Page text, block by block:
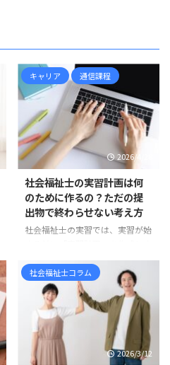
キャリア 通信課程
2026/4/28
社会福祉士の実習計画は何
のために作るの？ただの提
出物で終わらせない考え方
社会福祉士の実習では、実習が始
す。 しかし、実習計画について、
「学校のカリキュラムに入ってい
るから作るもの」「とりあえず提
出しなければならないもの」「何
を書けばよいのか分からないけれ
ど、形だけ整えるもの」 と感じ
ている方も多いのではないでしょ
うか。 たしかに、実習計画は学
社会福祉士コラム
2026/3/12